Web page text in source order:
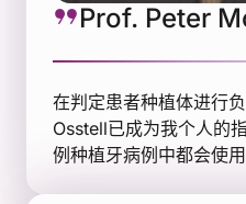
Prof. Peter
在判定患者种植体进行
Osstell已成为我个人的
例种植牙病例中都会使用